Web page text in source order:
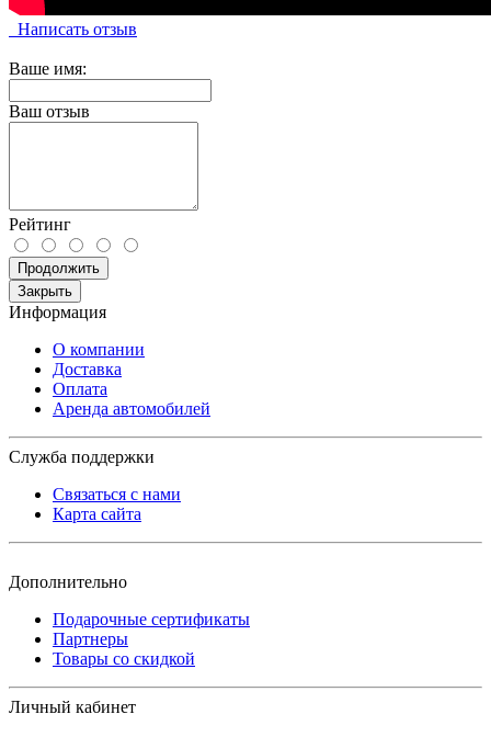
Написать отзыв
Ваше имя:
Ваш отзыв
Рейтинг
Продолжить
Закрыть
Информация
О компании
Доставка
Оплата
Аренда автомобилей
Служба поддержки
Связаться с нами
Карта сайта
Дополнительно
Подарочные сертификаты
Партнеры
Товары со скидкой
Личный кабинет